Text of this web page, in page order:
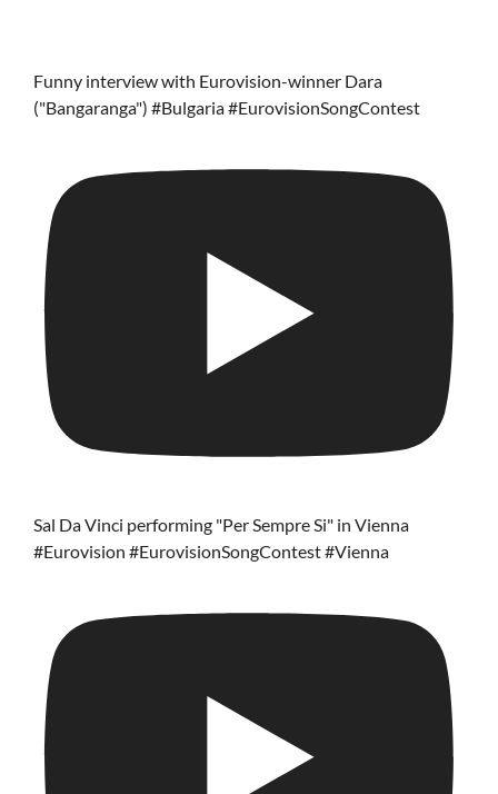
Funny interview with Eurovision-winner Dara
("Bangaranga") #Bulgaria #EurovisionSongContest
Sal Da Vinci performing "Per Sempre Si" in Vienna
#Eurovision #EurovisionSongContest #Vienna